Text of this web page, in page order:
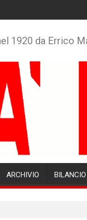
1920 da Errico
ARCHIVIO BILANCIO